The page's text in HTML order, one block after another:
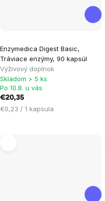
Enzymedica Digest Basic,
Tráviace enzýmy, 90 kapsúl
Výživový doplnok
hodnotenie
produktu
je
5,0
z
5
Skladom > 5 ks
Po 10.8. u vás
€20,35
Jednotková
€0,23 / 1 kapsula